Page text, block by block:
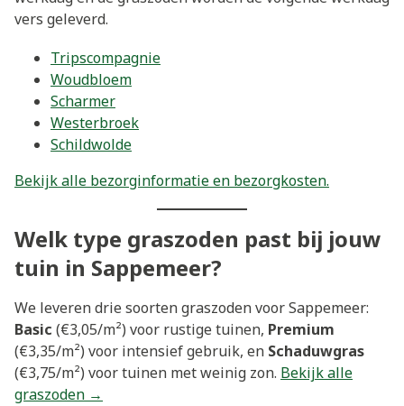
vers geleverd.
Tripscompagnie
Woudbloem
Scharmer
Westerbroek
Schildwolde
Bekijk alle bezorginformatie en bezorgkosten.
Welk type graszoden past bij jouw
tuin in Sappemeer?
We leveren drie soorten graszoden voor Sappemeer:
Basic (€3,05/m²) voor rustige tuinen, Premium
(€3,35/m²) voor intensief gebruik, en Schaduwgras
(€3,75/m²) voor tuinen met weinig zon. Bekijk alle
graszoden →